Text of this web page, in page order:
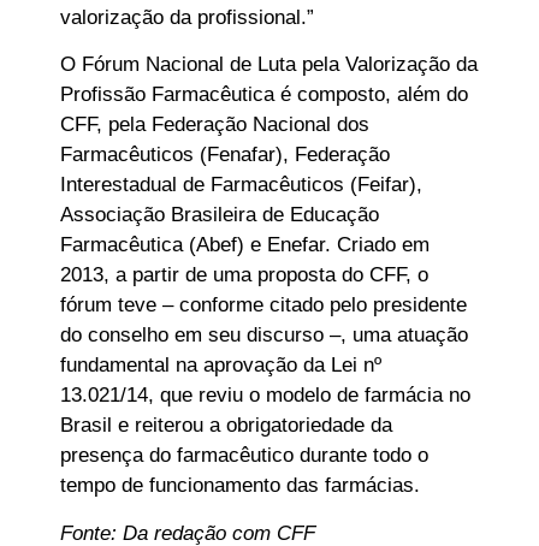
valorização da profissional.”
O Fórum Nacional de Luta pela Valorização da
Profissão Farmacêutica é composto, além do
CFF, pela Federação Nacional dos
Farmacêuticos (Fenafar), Federação
Interestadual de Farmacêuticos (Feifar),
Associação Brasileira de Educação
Farmacêutica (Abef) e Enefar. Criado em
2013, a partir de uma proposta do CFF, o
fórum teve – conforme citado pelo presidente
do conselho em seu discurso –, uma atuação
fundamental na aprovação da Lei nº
13.021/14, que reviu o modelo de farmácia no
Brasil e reiterou a obrigatoriedade da
presença do farmacêutico durante todo o
tempo de funcionamento das farmácias.
Fonte: Da redação com CFF